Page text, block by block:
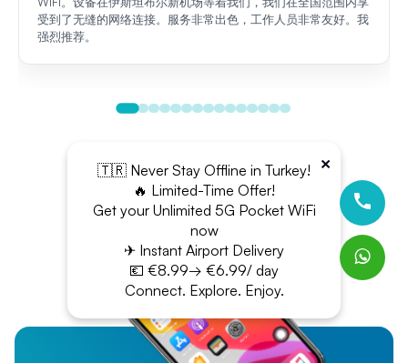
受到了无缝的网络连接。服务非常出色，工作人员非常友好。我
强烈推荐。
×
🇹🇷 Never Stay Offline in Turkey!
🔥 Limited-Time Offer!
Get your Unlimited 5G Pocket WiFi
now
✈ Instant Airport Delivery
💶 €8.99→ €6.99/ day
Connect. Explore. Enjoy.